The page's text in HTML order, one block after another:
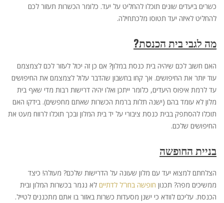
כשרים ביעדים שונים תוכלו להחליט על יעד. כלומר הכשרות תעזור לכם
להחליט לאיזה יעד תטוסו מלכתחילה.
מה לגבי בית הכנסת?
האם חשוב לכם שיהיה בית כנסת במלון? אם כן זה יכול לעזור לכם לצמצמם
עוד יותר את החיפושים. אך קחו בחשבון שהדבר עלול לצמצמם את החיפושים
עד לרמת איפוס היעדים, כלומר ייתכן ואלו יהיה דרישות רבות מדי שאף בית
מלון לא עומד בהם (ישנה תלות ברמת הכשרות שאתם מחפשים). בידקו האם
תוכלו להסתפק בבית כנסת ציבורי על יד בית המלון ובכך תוכלו לרווח מעט את
החיפושים שלכם.
בניית החופשה
הצלחתם למצוא יעד עם מלון שעונה על הדרישות שלכם? מעולה! כיצד
ממשיכים מפה? תכנון חופשה בחו"ל לדתיים לא נגמר בכשרות המלון ובית
הכנסת. עליכם לוודא כי ישנן מסעדות כשרות באזור בו אתם מתכננים לטייל.